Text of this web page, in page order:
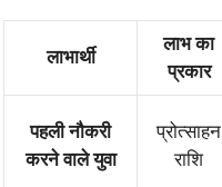
लाभार्थी
लाभ का
प्रकार
पहली नौकरी
करने वाले युवा
प्रोत्साहन
राशि